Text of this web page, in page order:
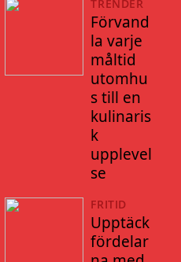
TRENDER
Förvand
la varje
måltid
utomhu
s till en
kulinaris
k
upplevel
se
FRITID
Upptäck
fördelar